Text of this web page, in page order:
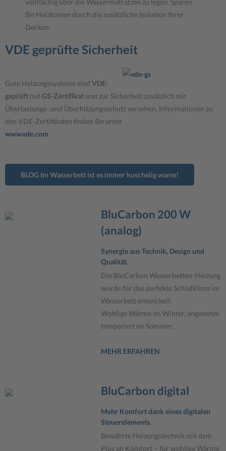
Sie Heizkosten durch die zusätzliche Isolation Ihrer
Decken.
VDE geprüfte Sicherheit
Gute Heizungssysteme sind VDE-
geprüft mitGS-Zertiﬁkat und zur Sicherheit zusätzlich mit
Überlastungs- und Überhitzungsschutz versehen. Informationen zu
den VDE-Zertifikaten finden Sie unter
www.vde.com.
BLOG Im Wasserbett ist es immer kuschelig warm!
BluCarbon 200 W
(analog)
Synergie aus Technik, Design und
Qualität.
Die BluCarbon Wasserbetten-Heizung
wurde für das perfekte Schlafklima im
Wasserbett entwickelt.
Wohlige Wärme im Winter, angenehm
temperiert im Sommer.
MEHR ERFAHREN
BluCarbon digital
Mehr Komfort dank eines digitalen
Steuerelements.
Bewährte Heizungstechnik mit dem
Plus an Komfort – für wohlige Wärme